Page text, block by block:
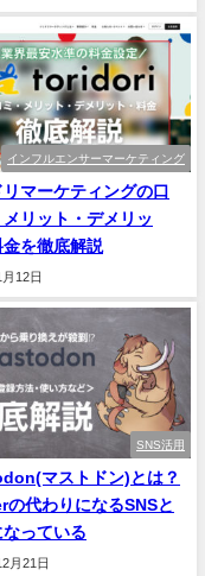
インフルエンサーマーケティング
リマーケティングの口
メリット・デメリッ
金を徹底解説
12日
SNS活用
マストドン)とは？
の代わりになるSNSと
っている
月21日